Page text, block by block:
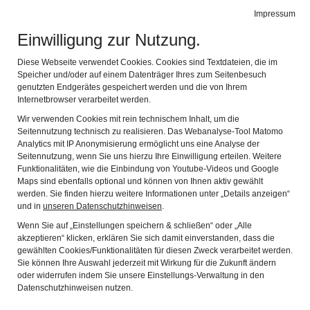
Impressum
Einwilligung zur Nutzung.
Diese Webseite verwendet Cookies. Cookies sind Textdateien, die im
Speicher und/oder auf einem Datenträger Ihres zum Seitenbesuch
genutzten Endgerätes gespeichert werden und die von Ihrem
Internetbrowser verarbeitet werden.
Wir verwenden Cookies mit rein technischem Inhalt, um die
Seitennutzung technisch zu realisieren. Das Webanalyse-Tool Matomo
Analytics mit IP Anonymisierung ermöglicht uns eine Analyse der
Seitennutzung, wenn Sie uns hierzu Ihre Einwilligung erteilen. Weitere
Funktionalitäten, wie die Einbindung von Youtube-Videos und Google
Maps sind ebenfalls optional und können von Ihnen aktiv gewählt
werden. Sie finden hierzu weitere Informationen unter „Details anzeigen“
und in unseren Datenschutzhinweisen.
Wenn Sie auf „Einstellungen speichern & schließen“ oder „Alle
akzeptieren“ klicken, erklären Sie sich damit einverstanden, dass die
gewählten Cookies/Funktionalitäten für diesen Zweck verarbeitet werden.
Sie können Ihre Auswahl jederzeit mit Wirkung für die Zukunft ändern
oder widerrufen indem Sie unsere Einstellungs-Verwaltung in den
Datenschutzhinweisen nutzen.
Gebärdensprache
Fränkisches Freilandmuseum Fladungen
Zurück
Lokomotiven